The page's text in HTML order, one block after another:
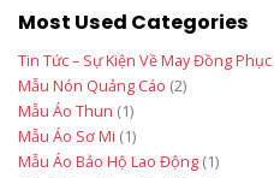
Most Used Categories
Tin Tức – Sự Kiện Về May Đồng Phục
Mẫu Nón Quảng Cáo (2)
Mẫu Áo Thun (1)
Mẫu Áo Sơ Mi (1)
Mẫu Áo Bảo Hộ Lao Động (1)